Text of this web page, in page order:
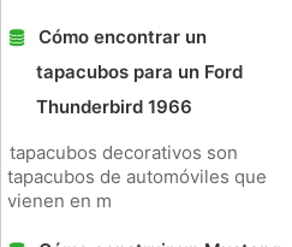
Cómo encontrar un
tapacubos para un Ford
Thunderbird 1966
tapacubos decorativos son
tapacubos de automóviles que
vienen en m